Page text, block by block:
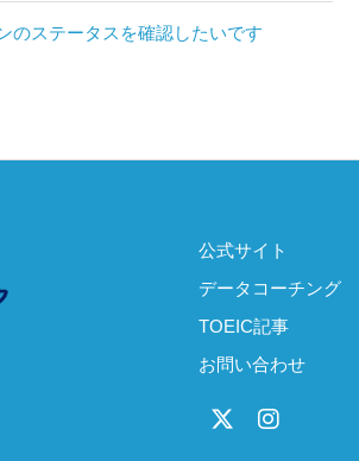
のステータスを確認したいです
公式サイト
データコーチング
TOEIC記事
お問い合わせ